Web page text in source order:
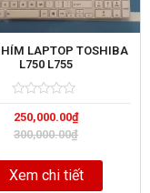
LAPTOP TOSHIBA
L750 L755
0
out
of
300,000.00₫
250,000.00₫
Xem chi tiết